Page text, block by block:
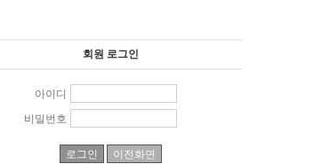
회원 로그인
아이디
비밀번호